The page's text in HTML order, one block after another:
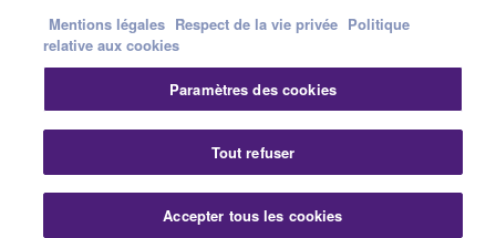
Téléchargements
© Yamaha Corporation.
Mentions légales Respect de la vie privée Politique
relative aux cookies
Paramètres des cookies
Tout refuser
Accepter tous les cookies